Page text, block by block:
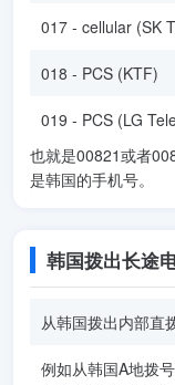
017 - cellular (SK
018 - PCS (KTF)
019 - PCS (LG
也就是00821或者
是韩国的手机号。
韩国拨出长途
从韩国拨出内部直
例如从韩国A地拨